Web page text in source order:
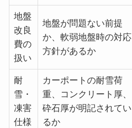
地盤
改良
費の
扱い
地盤が問題ない前提
か、軟弱地盤時の対応
方針があるか
耐
雪・
凍害
仕様
カーポートの耐雪荷
重、コンクリート厚、
砕石厚が明記されてい
るか